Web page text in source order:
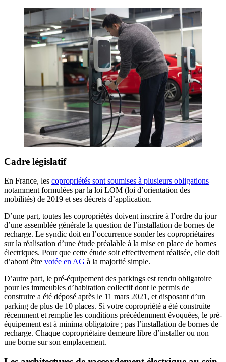
Cadre législatif
En France, les copropriétés sont soumises à plusieurs obligations
notamment formulées par la loi LOM (loi d’orientation des
mobilités) de 2019 et ses décrets d’application.
D’une part, toutes les copropriétés doivent inscrire à l’ordre du jour
d’une assemblée générale la question de l’installation de bornes de
recharge. Le syndic doit en l’occurrence sonder les copropriétaires
sur la réalisation d’une étude préalable à la mise en place de bornes
électriques. Pour que cette étude soit effectivement réalisée, elle doit
d’abord être votée en AG à la majorité simple.
D’autre part, le pré-équipement des parkings est rendu obligatoire
pour les immeubles d’habitation collectif dont le permis de
construire a été déposé après le 11 mars 2021, et disposant d’un
parking de plus de 10 places. Si votre copropriété a été construite
récemment et remplie les conditions précédemment évoquées, le pré-
équipement est à minima obligatoire ; pas l’installation de bornes de
recharge. Chaque copropriétaire demeure libre d’installer ou non
une borne sur son emplacement.